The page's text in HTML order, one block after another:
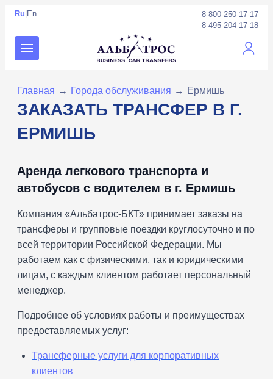
Ru En
8-800-250-17-17
8-495-204-17-18
Главная → Города обслуживания → Ермишь
ЗАКАЗАТЬ ТРАНСФЕР В Г.
ЕРМИШЬ
Аренда легкового транспорта и
автобусов с водителем в г. Ермишь
Компания «Альбатрос-БКТ» принимает заказы на
трансферы и групповые поездки круглосуточно и по
всей территории Российской Федерации. Мы
работаем как с физическими, так и юридическими
лицам, с каждым клиентом работает персональный
менеджер.
Подробнее об условиях работы и преимуществах
предоставляемых услуг:
Трансферные услуги для корпоративных
клиентов